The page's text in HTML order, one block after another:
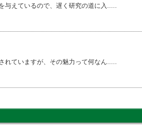
与えているので、遅く研究の道に入.....
れていますが、その魅力って何なん.....